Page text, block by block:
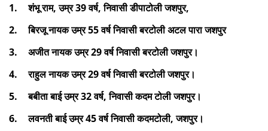
1.
शंभू राम, उम्र 39 वर्ष, निवासी डीपाटोली जशपुर,
2.
बिरजू नायक उम्र 55 वर्ष निवासी बरटोली अटल पारा जशपुर
3.
अजीत नायक उम्र 29 वर्ष निवासी बरटोली जशपुर।
4.
राहुल नायक उम्र 29 वर्ष निवासी बरटोली जशपुर।
5.
बबीता बाई उम्र 32 वर्ष, निवासी कदम टोली जशपुर।
6.
लवनती बाई उम्र 45 वर्ष निवासी कदमटोली, जशपुर।